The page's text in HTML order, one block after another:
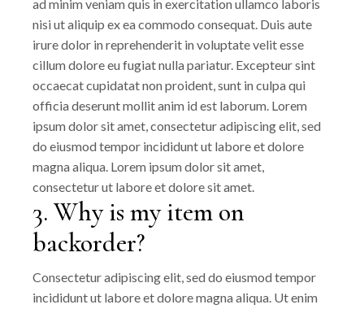
ad minim veniam quis in exercitation ullamco laboris
nisi ut aliquip ex ea commodo consequat. Duis aute
irure dolor in reprehenderit in voluptate velit esse
cillum dolore eu fugiat nulla pariatur. Excepteur sint
occaecat cupidatat non proident, sunt in culpa qui
officia deserunt mollit anim id est laborum. Lorem
ipsum dolor sit amet, consectetur adipiscing elit, sed
do eiusmod tempor incididunt ut labore et dolore
magna aliqua. Lorem ipsum dolor sit amet,
consectetur ut labore et dolore sit amet.
3. Why is my item on
backorder?
Consectetur adipiscing elit, sed do eiusmod tempor
incididunt ut labore et dolore magna aliqua. Ut enim